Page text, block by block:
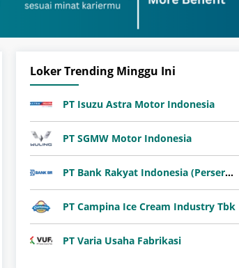
Loker Trending Minggu Ini
PT Isuzu Astra Motor Indonesia
PT SGMW Motor Indonesia
PT Bank Rakyat Indonesia (Persero) Tbk
PT Campina Ice Cream Industry Tbk
PT Varia Usaha Fabrikasi